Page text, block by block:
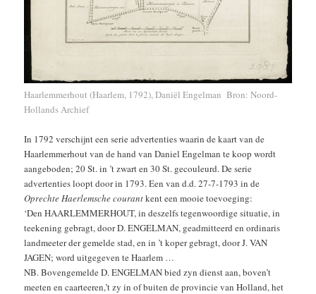
Haarlemmerhout (Haarlem, 1792), Daniël Engelman Bron: Noord-
Hollands Archief
In 1792 verschijnt een serie advertenties waarin de kaart van de
Haarlemmerhout van de hand van Daniel Engelman te koop wordt
aangeboden; 20 St. in ’t zwart en 30 St. gecouleurd. De serie
advertenties loopt door in 1793. Een van d.d. 27-7-1793 in de
Oprechte Haerlemsche courantkent een mooie toevoeging:
‘Den HAARLEMMERHOUT, in deszelfs tegenwoordige situatie, in
teekening gebragt, door D. ENGELMAN, geadmitteerd en ordinaris
landmeeter der gemelde stad, en in ’t koper gebragt, door J. VAN
JAGEN; word uitgegeven te Haarlem …
NB. Bovengemelde D. ENGELMAN bied zyn dienst aan, boven’t
meeten en caarteeren,’t zy in of buiten de provincie van Holland, het